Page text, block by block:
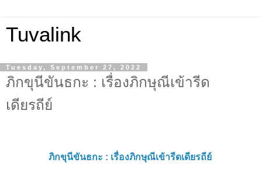
Tuvalink
Tuesday, September 27, 2022
ภิกขุนีขันธกะ : เรื่องภิกษุณีเข้ารีด
เดียรถีย์
ภิกขุนีขันธกะ : เรื่องภิกษุณีเข้ารีดเดียรถีย์